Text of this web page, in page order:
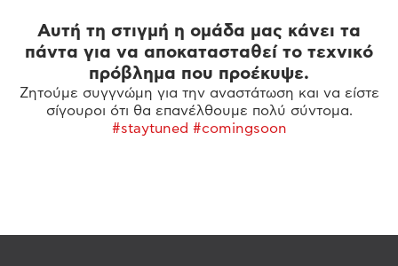
Αυτή τη στιγμή η ομάδα μας κάνει τα
πάντα για να αποκατασταθεί το τεχνικό
πρόβλημα που προέκυψε.
Ζητούμε συγγνώμη για την αναστάτωση και να είστε
σίγουροι ότι θα επανέλθουμε πολύ σύντομα.
#staytuned #comingsoon